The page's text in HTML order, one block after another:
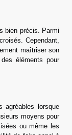
bien précis. Parmi
Cependant,
maîtriser son
éléments pour
lorsque
moyens pour
ou même les